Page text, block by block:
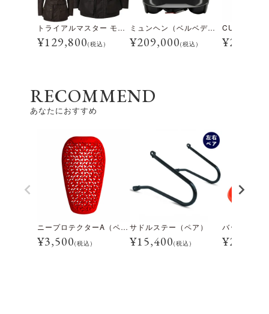
トライアルマスター モーターサイクル ジャケット
¥129,800(税込)
ミュンヘン（ベルベデーレ）
¥209,000(税込) ¥28,600
RECOMMEND
あなたにおすすめ
ニープロテクターA（ペア）
¥3,500(税込)
サドルステー（ペア）
¥15,400(税込) ¥2,464